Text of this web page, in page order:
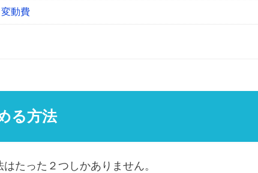
動費
る方法
たった２つしかありません。